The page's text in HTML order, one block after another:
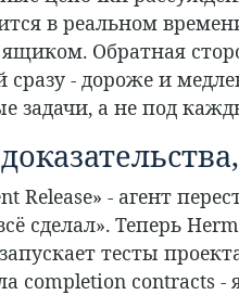
в реальном
Обратная
сразу - дороже и
задачи, а не под
Release» - агент
сделал». Теперь
тесты
completion contracts -